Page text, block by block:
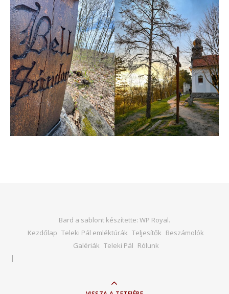
Bard a sablont készítette: WP Royal.
Kezdőlap Teleki Pál emléktúrák Teljesítők Beszámolók
Galériák Teleki Pál Rólunk